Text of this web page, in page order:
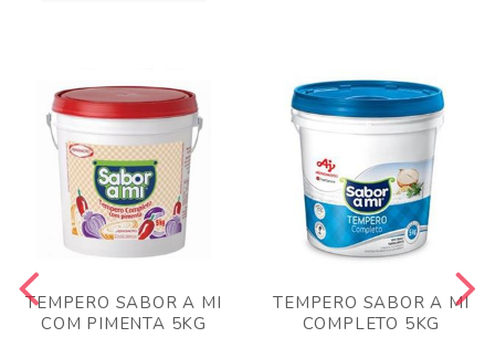
TEMPERO SABOR A MI
COM PIMENTA 5KG
TEMPERO SABOR A MI
COMPLETO 5KG